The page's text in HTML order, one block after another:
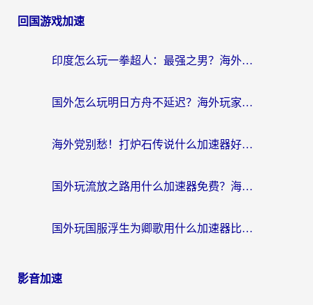
回国游戏加速
印度怎么玩一拳超人：最强之男？海外党国服游戏加速避坑指南
国外怎么玩明日方舟不延迟？海外玩家国服游戏加速终极指南（附DNF梦幻诛仙解决方案）
海外党别愁！打炉石传说什么加速器好用？3个实用技巧解决国服游戏卡顿
国外玩流放之路用什么加速器免费？海外党亲测有效的国服游戏加速指南
国外玩国服浮生为卿歌用什么加速器比较好？海外党亲测不踩坑指南
影音加速